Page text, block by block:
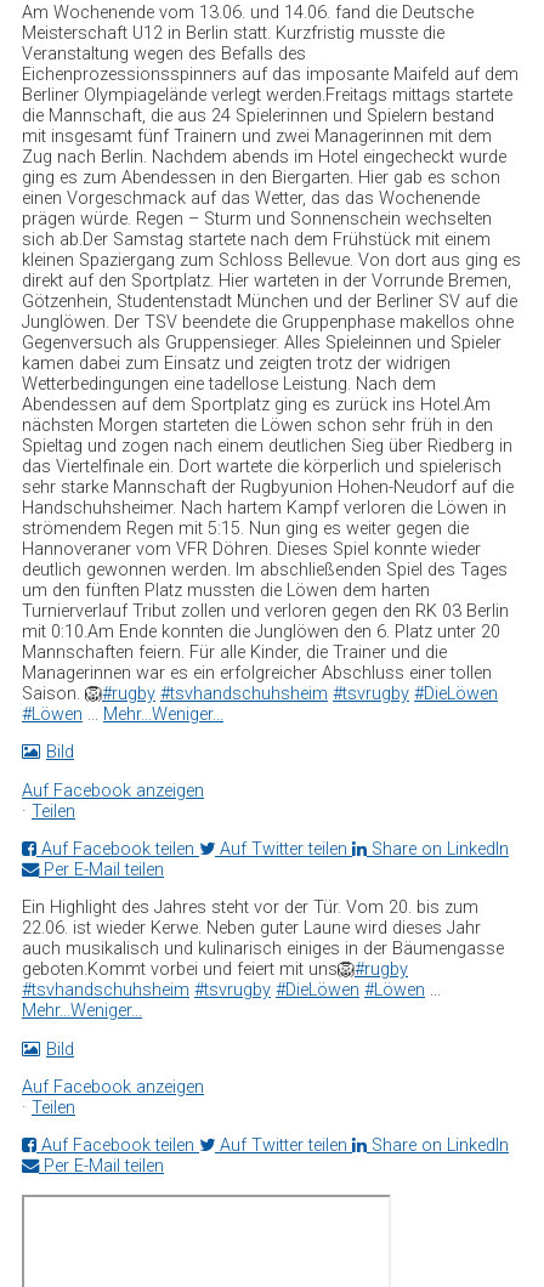
Am Wochenende vom 13.06. und 14.06. fand die Deutsche
Meisterschaft U12 in Berlin statt. Kurzfristig musste die
Veranstaltung wegen des Befalls des
Eichenprozessionsspinners auf das imposante Maifeld auf dem
Berliner Olympiagelände verlegt werden.Freitags mittags startete
die Mannschaft, die aus 24 Spielerinnen und Spielern bestand
mit insgesamt fünf Trainern und zwei Managerinnen mit dem
Zug nach Berlin. Nachdem abends im Hotel eingecheckt wurde
ging es zum Abendessen in den Biergarten. Hier gab es schon
einen Vorgeschmack auf das Wetter, das das Wochenende
prägen würde. Regen – Sturm und Sonnenschein wechselten
sich ab.Der Samstag startete nach dem Frühstück mit einem
kleinen Spaziergang zum Schloss Bellevue. Von dort aus ging es
direkt auf den Sportplatz. Hier warteten in der Vorrunde Bremen,
Götzenhein, Studentenstadt München und der Berliner SV auf die
Junglöwen. Der TSV beendete die Gruppenphase makellos ohne
Gegenversuch als Gruppensieger. Alles Spieleinnen und Spieler
kamen dabei zum Einsatz und zeigten trotz der widrigen
Wetterbedingungen eine tadellose Leistung. Nach dem
Abendessen auf dem Sportplatz ging es zurück ins Hotel.Am
nächsten Morgen starteten die Löwen schon sehr früh in den
Spieltag und zogen nach einem deutlichen Sieg über Riedberg in
das Viertelfinale ein. Dort wartete die körperlich und spielerisch
sehr starke Mannschaft der Rugbyunion Hohen-Neudorf auf die
Handschuhsheimer. Nach hartem Kampf verloren die Löwen in
strömendem Regen mit 5:15. Nun ging es weiter gegen die
Hannoveraner vom VFR Döhren. Dieses Spiel konnte wieder
deutlich gewonnen werden. Im abschließenden Spiel des Tages
um den fünften Platz mussten die Löwen dem harten
Turnierverlauf Tribut zollen und verloren gegen den RK 03 Berlin
mit 0:10.Am Ende konnten die Junglöwen den 6. Platz unter 20
Mannschaften feiern. Für alle Kinder, die Trainer und die
Managerinnen war es ein erfolgreicher Abschluss einer tollen
Saison. 🦁#rugby #tsvhandschuhsheim #tsvrugby #DieLöwen
#Löwen ... Mehr...Weniger...
Bild
Auf Facebook anzeigen
· Teilen
Auf Facebook teilen
Auf Twitter teilen
Share on LinkedIn
Per E-Mail teilen
Ein Highlight des Jahres steht vor der Tür. Vom 20. bis zum
22.06. ist wieder Kerwe. Neben guter Laune wird dieses Jahr
auch musikalisch und kulinarisch einiges in der Bäumengasse
geboten.Kommt vorbei und feiert mit uns🦁#rugby
#tsvhandschuhsheim #tsvrugby #DieLöwen #Löwen ...
Mehr...Weniger...
Bild
Auf Facebook anzeigen
· Teilen
Auf Facebook teilen
Auf Twitter teilen
Share on LinkedIn
Per E-Mail teilen